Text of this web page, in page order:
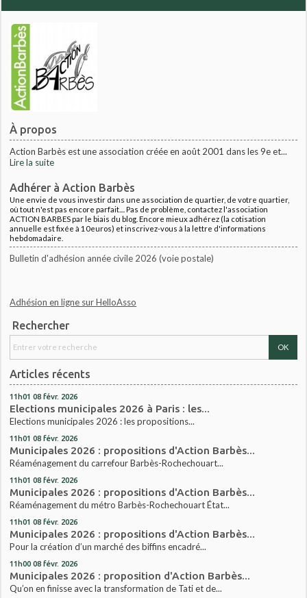
À propos
Action Barbès est une association créée en août 2001 dans les 9e et...
Lire la suite
Adhérer à Action Barbès
Une envie de vous investir dans une association de quartier, de votre quartier,
où tout n'est pas encore parfait.... Pas de problème, contactez l'association
ACTION BARBES par le biais du blog. Encore mieux adhérez (la cotisation
annuelle est fixée à 10euros) et inscrivez-vous à la lettre d'informations
hebdomadaire.
Bulletin d'adhésion année civile 2026 (voie postale)
Adhésion en ligne sur HelloAsso
Rechercher
Articles récents
11h01 08 févr. 2026
Elections municipales 2026 à Paris : les...
Elections municipales 2026 : les propositions...
11h01 08 févr. 2026
Municipales 2026 : propositions d'Action Barbès...
Réaménagement du carrefour Barbès-Rochechouart...
11h01 08 févr. 2026
Municipales 2026 : propositions d'Action Barbès...
Réaménagement du métro Barbès-Rochechouart État...
11h01 08 févr. 2026
Municipales 2026 : propositions d'Action Barbès...
Pour la création d’un marché des biffins encadré...
11h00 08 févr. 2026
Municipales 2026 : proposition d'Action Barbès...
Qu’on en finisse avec la transformation de Tati et de...